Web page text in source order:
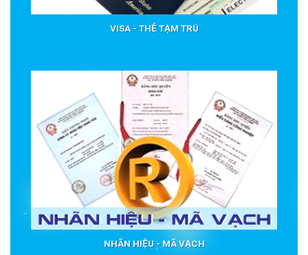
VISA - THẺ TẠM TRÚ
NHÃN HIỆU - MÃ VẠCH